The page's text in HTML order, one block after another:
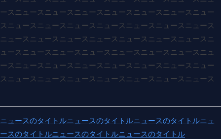
ースニュースニュースニュースニュースニュースニュースニュー
スニュースニュースニュースニュースニュースニュースニュース
ニュースニュースニュースニュースニュースニュースニュースニ
ュースニュースニュースニュースニュースニュースニュースニュ
ースニュースニュースニュースニュースニュースニュースニュー
スニュースニュースニュースニュースニュースニュースニュース
ニュースのタイトルニュースのタイトルニュースのタイトルニュ
ースのタイトルニュースのタイトルニュースのタイトル